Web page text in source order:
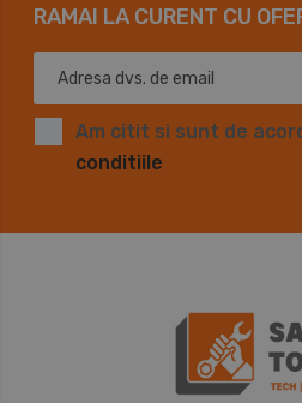
RAMAI LA CURENT CU
Am citit si sunt de
conditiile